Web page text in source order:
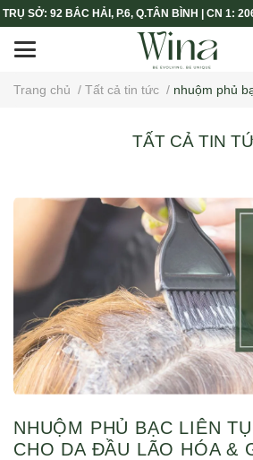
TRỤ SỞ: 92 BẮC HẢI, P.6, Q.TÂN BÌNH | CN 1:
Trang chủ / Tất cả tin tức / nhuộm phủ
TẤT CẢ TIN
NHUỘM PHỦ BẠC LIÊN
CHO DA ĐẦU LÃO HÓA &